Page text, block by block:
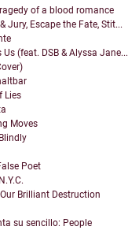
of a blood romance
Jury, Escape the Fate, Stit...
(feat. DSB & Alyssa Jane...
Lies
Moves
Poet
Brilliant Destruction
su sencillo: People